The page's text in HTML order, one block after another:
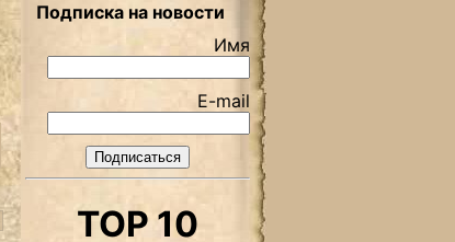
Подписка на новости
Имя
E-mail
TOP 10